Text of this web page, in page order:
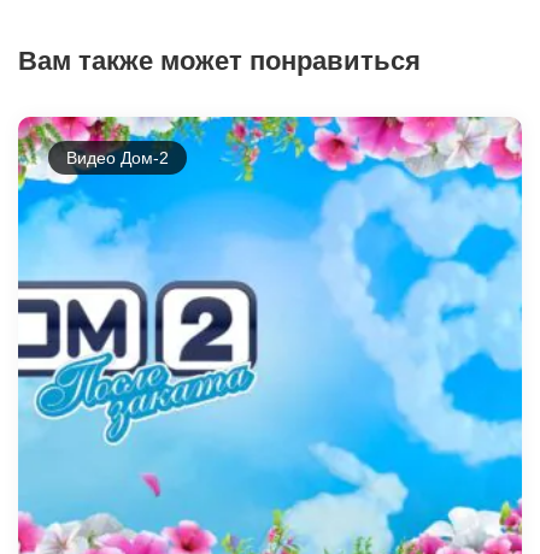
Вам также может понравиться
Видео Дом-2